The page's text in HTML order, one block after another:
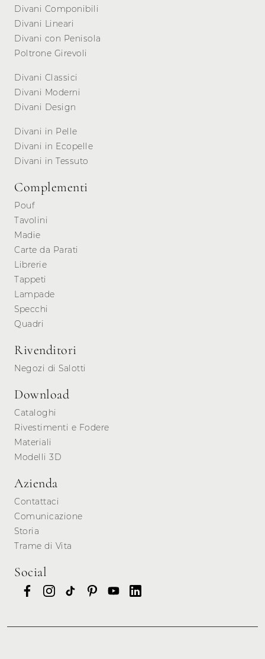
Divani Componibili
Divani Lineari
Divani con Penisola
Poltrone Girevoli
Divani Classici
Divani Moderni
Divani Design
Divani in Pelle
Divani in Ecopelle
Divani in Tessuto
Complementi
Pouf
Tavolini
Madie
Carte da Parati
Librerie
Tappeti
Lampade
Specchi
Quadri
Rivenditori
Negozi di Salotti
Download
Cataloghi
Rivestimenti e Fodere
Materiali
Modelli 3D
Azienda
Contattaci
Comunicazione
Storia
Trame di Vita
Social